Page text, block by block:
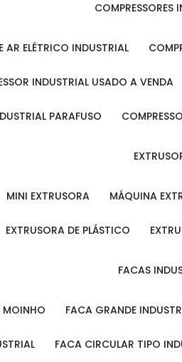
AR ELÉTRICO INDUSTRIAL
INDUSTRIAL USADO A VENDA
PARAFUSO
MINI EXTRUSORA MÁQUINA
EXTRUSORA DE PLÁSTICO
FACAS
MOINHO FACA GRANDE
FACA CIRCULAR TIPO